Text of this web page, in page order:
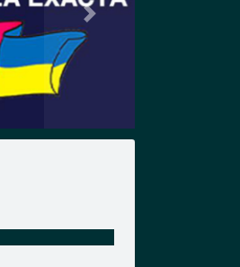
Next